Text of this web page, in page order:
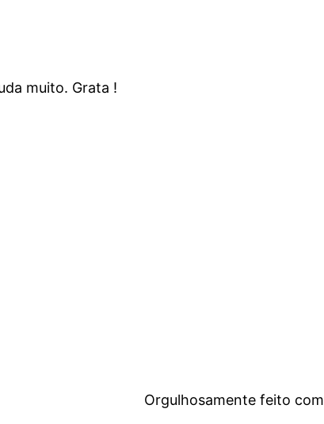
muito. Grata !
Orgulhosamente feito com